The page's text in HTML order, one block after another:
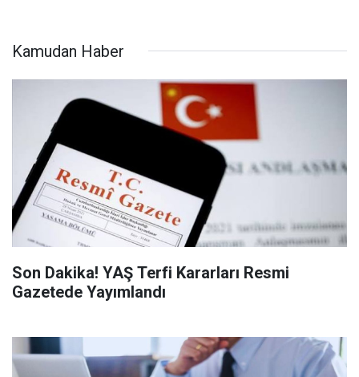
Kamudan Haber
Son Dakika! YAŞ Terfi Kararları Resmi
Gazetede Yayımlandı